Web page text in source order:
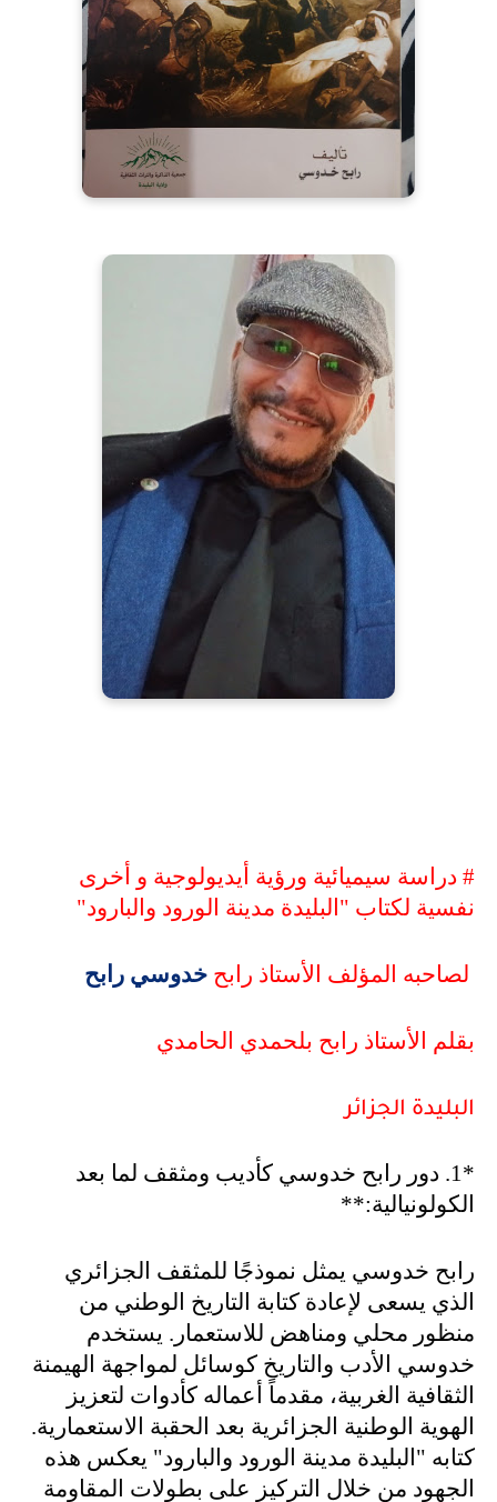
# دراسة سيميائية ورؤية أيديولوجية و أخرى
نفسية لكتاب "البليدة مدينة الورود والبارود"
لصاحبه المؤلف الأستاذ رابح خدوسي رابح
بقلم الأستاذ رابح بلحمدي الحامدي
البليدة الجزائر
*1.
دور رابح خدوسي كأديب ومثقف لما بعد
الكولونيالية:**
رابح خدوسي يمثل نموذجًا للمثقف الجزائري
الذي يسعى لإعادة كتابة التاريخ الوطني من
منظور محلي ومناهض للاستعمار. يستخدم
خدوسي الأدب والتاريخ كوسائل لمواجهة الهيمنة
الثقافية الغربية، مقدماً أعماله كأدوات لتعزيز
الهوية الوطنية الجزائرية بعد الحقبة الاستعمارية.
كتابه "البليدة مدينة الورود والبارود" يعكس هذه
الجهود من خلال التركيز على بطولات المقاومة